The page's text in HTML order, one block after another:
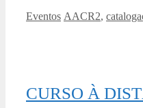
Categorias
Eventos Tags
AACR2,
CURSO À